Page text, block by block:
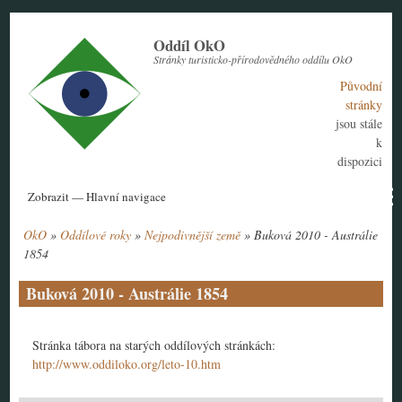
Oddíl OkO
Stránky turisticko-přírodovědného oddílu OkO
Původní
stránky
jsou stále
k
dispozici
Hlavní
Zobrazit — Hlavní navigace
Aktuální rok
Historie
Nábor členů
Kontakt
Tábor
Návody
Drobečková
OkO Oddílové roky Nejpodivnější země
Buková 2010 - Austrálie
1854
Buková 2010 - Austrálie 1854
Stránka tábora na starých oddílových stránkách:
http://www.oddiloko.org/leto-10.htm